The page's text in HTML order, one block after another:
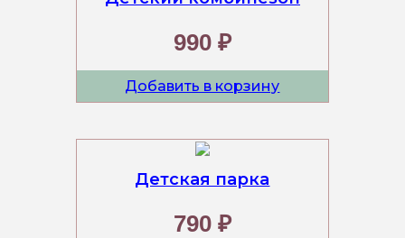
990 ₽
Добавить в корзину
Детская парка
790 ₽